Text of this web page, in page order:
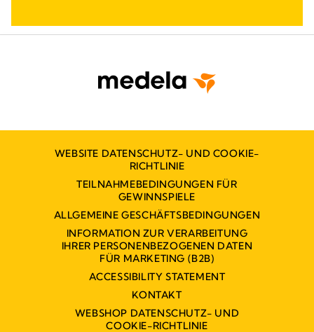
WEBSITE DATENSCHUTZ- UND COOKIE-
RICHTLINIE
TEILNAHMEBEDINGUNGEN FÜR
GEWINNSPIELE
ALLGEMEINE GESCHÄFTSBEDINGUNGEN
INFORMATION ZUR VERARBEITUNG
IHRER PERSONENBEZOGENEN DATEN
FÜR MARKETING (B2B)
ACCESSIBILITY STATEMENT
KONTAKT
WEBSHOP DATENSCHUTZ- UND
COOKIE-RICHTLINIE